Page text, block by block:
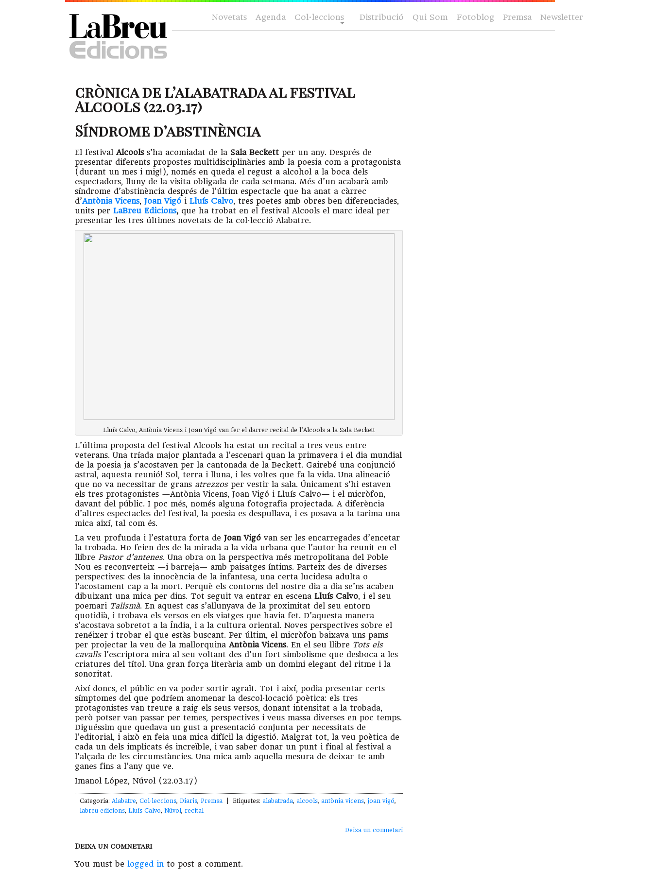
Novetats Agenda Col·leccions Distribució Qui Som Fotoblog Premsa Newsletter
crònica de l’alabatrada al festival
Alcools (22.03.17)
Síndrome d’abstinència
El festivalAlcoolss’ha acomiadat de la Sala Beckett per un any. Després de
presentar diferents propostes multidisciplinàries amb la poesia com a protagonista
(durant un mes i mig!), només en queda el regust a alcohol a la boca dels
espectadors, lluny de la visita obligada de cada setmana. Més d’un acabarà amb
síndrome d’abstinència després de l’últim espectacle que ha anat a càrrec
d’Antònia Vicens,Joan Vigó i Lluís Calvo, tres poetes amb obres ben diferenciades,
units perLaBreu Edicions, que ha trobat en el festival Alcools el marc ideal per
presentar les tres últimes novetats de la col·lecció Alabatre.
Lluís Calvo, Antònia Vicens i Joan Vigó van fer el darrer recital de l’Alcools a la Sala Beckett
L’última proposta del festival Alcools ha estat un recital a tres veus entre
veterans. Una tríada major plantada a l’escenari quan la primavera i el dia mundial
de la poesia ja s’acostaven per la cantonada de la Beckett. Gairebé una conjunció
astral, aquesta reunió! Sol, terra i lluna, i les voltes que fa la vida. Una alineació
que no va necessitar de grans atrezzosper vestir la sala. Únicament s’hi estaven
els tres protagonistes —Antònia Vicens, Joan Vigó i Lluís Calvo— i el micròfon,
davant del públic. I poc més, només alguna fotografia projectada. A diferència
d’altres espectacles del festival, la poesia es despullava, i es posava a la tarima una
mica així, tal com és.
La veu profunda i l’estatura forta deJoan Vigó van ser les encarregades d’encetar
la trobada. Ho feien des de la mirada a la vida urbana que l’autor ha reunit en el
llibre Pastor d’antenes. Una obra on la perspectiva més metropolitana del Poble
Nou es reconverteix —i barreja— amb paisatges íntims. Parteix des de diverses
perspectives: des la innocència de la infantesa, una certa lucidesa adulta o
l’acostament cap a la mort. Perquè els contorns del nostre dia a dia se’ns acaben
dibuixant una mica per dins. Tot seguit va entrar en escenaLluís Calvo, i el seu
poemari Talismà. En aquest cas s’allunyava de la proximitat del seu entorn
quotidià, i trobava els versos en els viatges que havia fet. D’aquesta manera
s’acostava sobretot a la Índia, i a la cultura oriental. Noves perspectives sobre el
renéixer i trobar el que estàs buscant. Per últim, el micròfon baixava uns pams
per projectar la veu de la mallorquinaAntònia Vicens. En el seu llibre Tots els
cavallsl’escriptora mira al seu voltant des d’un fort simbolisme que desboca a les
criatures del títol. Una gran força literària amb un domini elegant del ritme i la
sonoritat.
Així doncs, el públic en va poder sortir agraït. Tot i així, podia presentar certs
símptomes del que podríem anomenar la descol·locació poètica: els tres
protagonistes van treure a raig els seus versos, donant intensitat a la trobada,
però potser van passar per temes, perspectives i veus massa diverses en poc temps.
Diguéssim que quedava un gust a presentació conjunta per necessitats de
l’editorial, i això en feia una mica difícil la digestió. Malgrat tot, la veu poètica de
cada un dels implicats és increïble, i van saber donar un punt i final al festival a
l’alçada de les circumstàncies. Una mica amb aquella mesura de deixar-te amb
ganes fins a l’any que ve.
Imanol López, Núvol (22.03.17)
Categoria:Alabatre,Col·leccions,Diaris,Premsa | Etiquetes:alabatrada,alcools,antònia vicens,joan vigó,
labreu edicions,Lluís Calvo,Núvol, recital
Deixa un comnetari
Deixa un comnetari
You must belogged in to post a comment.